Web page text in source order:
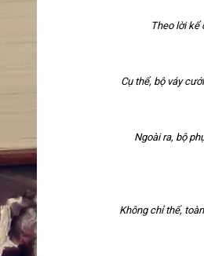
Theo lời kể
Cụ thể, bộ váy
Ngoài ra, bộ
Không chỉ thế,